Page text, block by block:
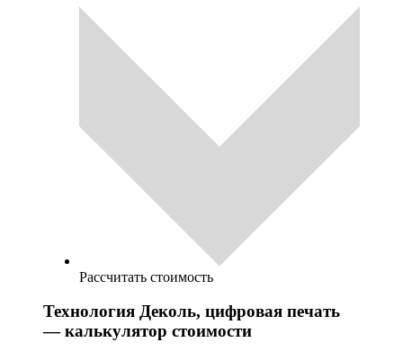
Рассчитать стоимость
Технология Деколь, цифровая печать
— калькулятор стоимости